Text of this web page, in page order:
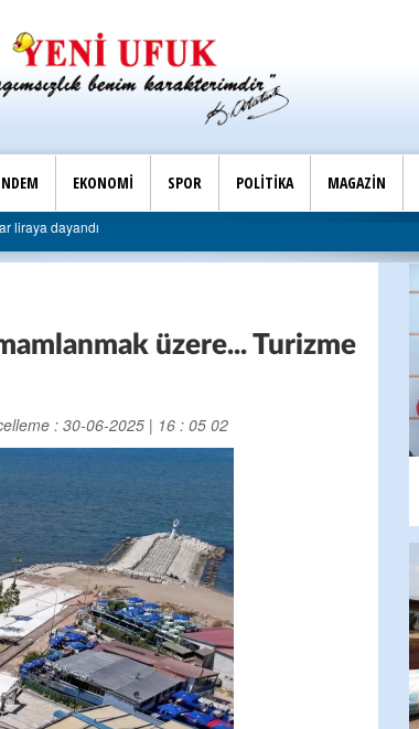
EKONOMİ SPOR POLİTİKA MAGAZİN
“Algı siyaseti değil, hizmet belediyeciliği”
üzere... Turizme
: 30-06-2025 | 16 : 05 02